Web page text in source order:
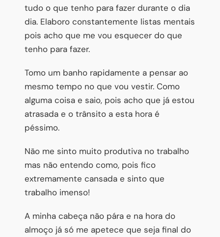
tudo o que tenho para fazer durante o dia
dia. Elaboro constantemente listas mentais
pois acho que me vou esquecer do que
tenho para fazer.
Tomo um banho rapidamente a pensar ao
mesmo tempo no que vou vestir. Como
alguma coisa e saio, pois acho que já estou
atrasada e o trânsito a esta hora é
péssimo.
Não me sinto muito produtiva no trabalho
mas não entendo como, pois fico
extremamente cansada e sinto que
trabalho imenso!
A minha cabeça não pára e na hora do
almoço já só me apetece que seja final do